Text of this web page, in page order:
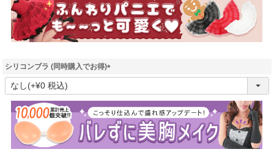
)
シリコンブラ (同時購入でお得)
(
須
)